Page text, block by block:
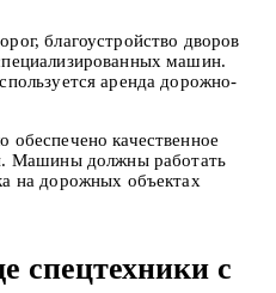
благоустройство дворов
машин.
аренда дорожно-
качественное
Машины должны работать
на дорожных объектах
спецтехники с